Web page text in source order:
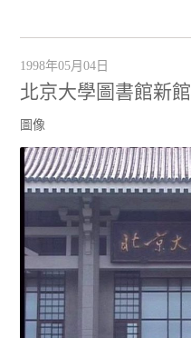
1998年05月04日
北京大學圖書館新館
圖像